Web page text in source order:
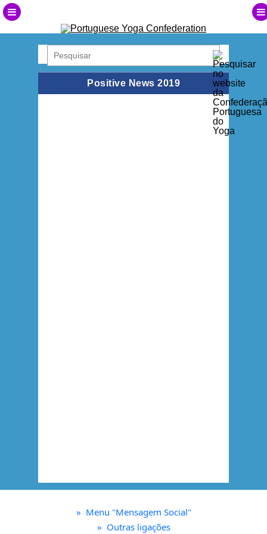
Positive News 2019
» Menu "Mensagem Social"
» Outras ligações